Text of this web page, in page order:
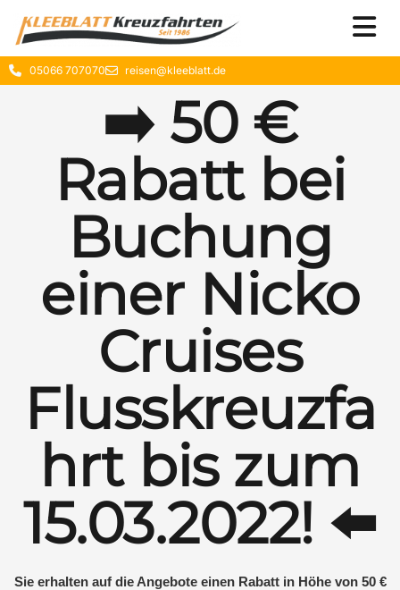
05066 707070 reisen@kleeblatt.de
➡️ 50 €
Rabatt bei
Buchung
einer Nicko
Cruises
Flusskreuzfa
hrt bis zum
15.03.2022! ⬅️
Sie erhalten auf die Angebote einen Rabatt in Höhe von 50 €